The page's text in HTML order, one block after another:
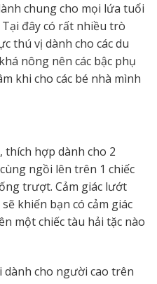
chung cho mọi lứa tuổi
đây có rất nhiều trò
thú vị dành cho các du
nông nên các bậc phụ
khi cho các bé nhà mình
hợp dành cho 2
ngồi lên trên 1 chiếc
trượt. Cảm giác lướt
khiến bạn có cảm giác
một chiếc tàu hải tặc nào
dành cho người cao trên